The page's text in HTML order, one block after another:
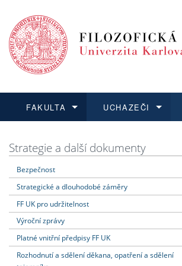
FAKULTA
Dozvědět se více
UCHAZEČI
Podat přihlášku
Dozvědět se více
Dozvědět se více
Dozvědět se více
Strategie a další dokumenty
Bezpečnost
Strategické a dlouhodobé záměry
FF UK pro udržitelnost
Výroční zprávy
Platné vnitřní předpisy FF UK
Rozhodnutí a sdělení děkana, opatření a sdělení